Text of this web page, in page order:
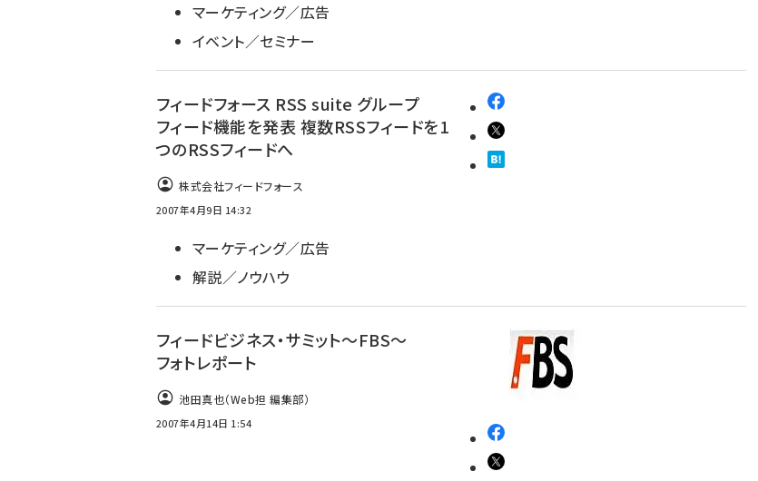
マーケティング／広告
イベント／セミナー
フィードフォース RSS suite グループ
フィード機能を発表 複数RSSフィードを1
つのRSSフィードへ
株式会社フィードフォース
2007年4月9日 14:32
マーケティング／広告
解説／ノウハウ
フィードビジネス・サミット～FBS～
フォトレポート
池田真也（Web担 編集部）
2007年4月14日 1:54